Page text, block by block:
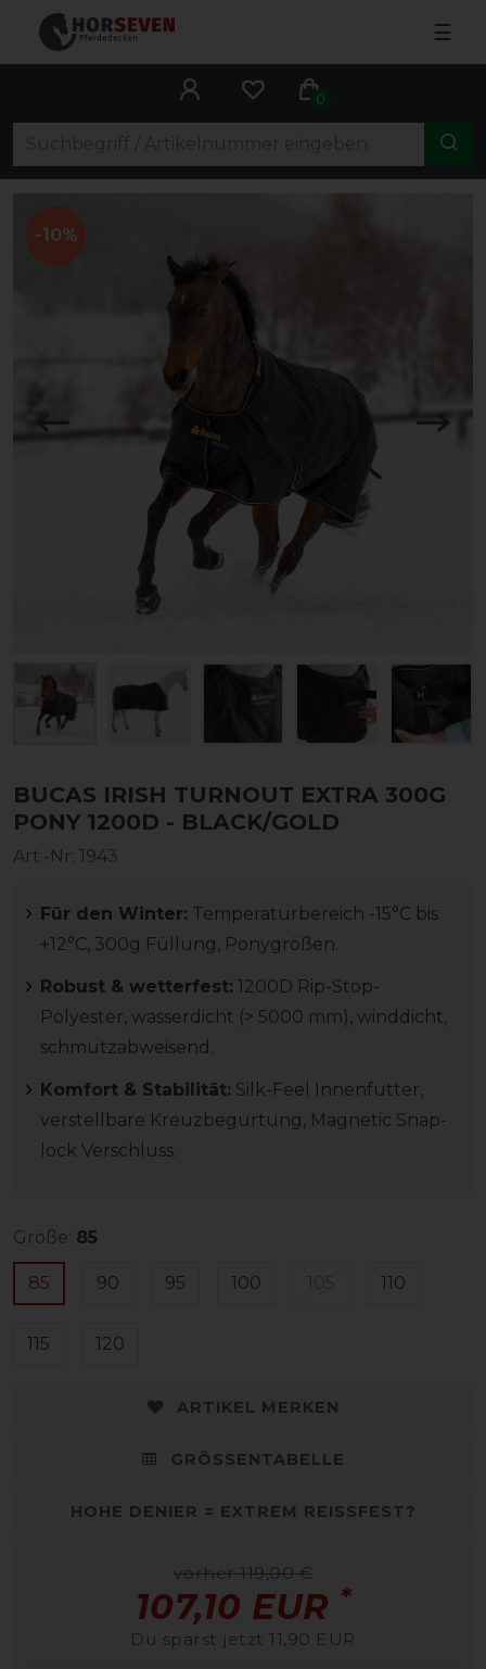
☰
0
-10%
BUCAS IRISH TURNOUT EXTRA 300G
PONY 1200D - BLACK/GOLD
Art.-Nr: 1943
Für den Winter: Temperaturbereich -15°C bis
+12°C, 300g Füllung, Ponygrößen.
Robust & wetterfest: 1200D Rip-Stop-
Polyester, wasserdicht (> 5000 mm), winddicht,
schmutzabweisend.
Komfort & Stabilität: Silk-Feel Innenfutter,
verstellbare Kreuzbegurtung, Magnetic Snap-
lock Verschluss.
Größe: 85
85 90 95 100 110
115 120
ARTIKEL MERKEN
GRÖSSENTABELLE
HOHE DENIER = EXTREM REISSFEST?
vorher 119,00 €
107,10 EUR *
Du sparst jetzt 11,90 EUR